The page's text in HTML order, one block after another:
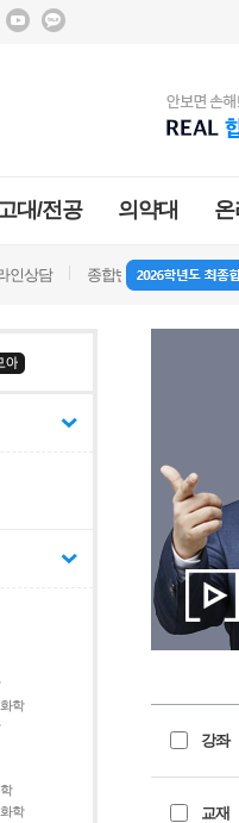
대/전공 의약대
인상담 종합반 방문상담
학
학
강좌
교재